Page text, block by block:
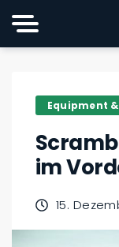
Equipment
im
15.